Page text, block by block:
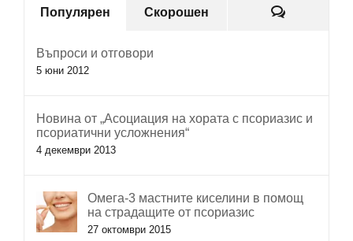
Популярен Скорошен Коментари
Въпроси и отговори
5 юни 2012
Новина от „Асоциация на хората с псориазис и
псориатични усложнения“
4 декември 2013
Омега-3 мастните киселини в помощ
на страдащите от псориазис
27 октомври 2015